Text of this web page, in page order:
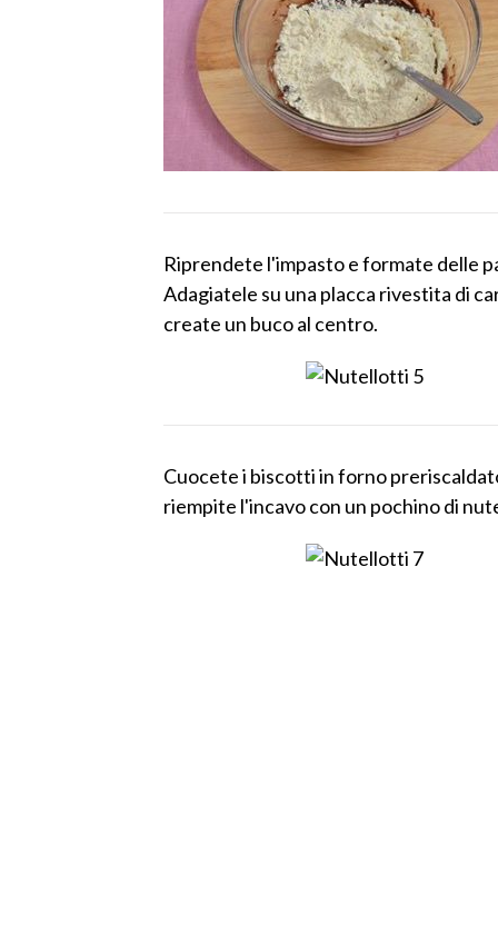
Riprendete l'impasto e formate delle
Adagiatele su una placca rivestita di
create un buco al centro.
Cuocete i biscotti in forno
riempite l'incavo con un pochino di